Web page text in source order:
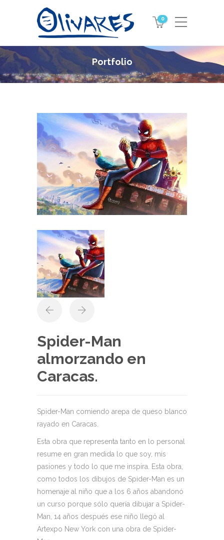
0
Portfolio
Spider-Man
almorzando en
Caracas.
Spider-Man comiendo arepa de queso blanco
rayado en Caracas.
Esta obra que representa tanto en lo personal
resume en gran medida lo que soy, mis
pasiones y todo lo que me inspira. Esta obra,
como todos los dibujos de Spider-Man es un
homenaje al niño que a los 6 años abandonó
un curso porque sólo quería dibujar a Spider-
Man, 14 años después ese niño llegó al
Artexpo New York con una obra de Spider-